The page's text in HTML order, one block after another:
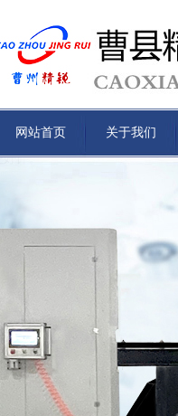
网站首页 关于我们